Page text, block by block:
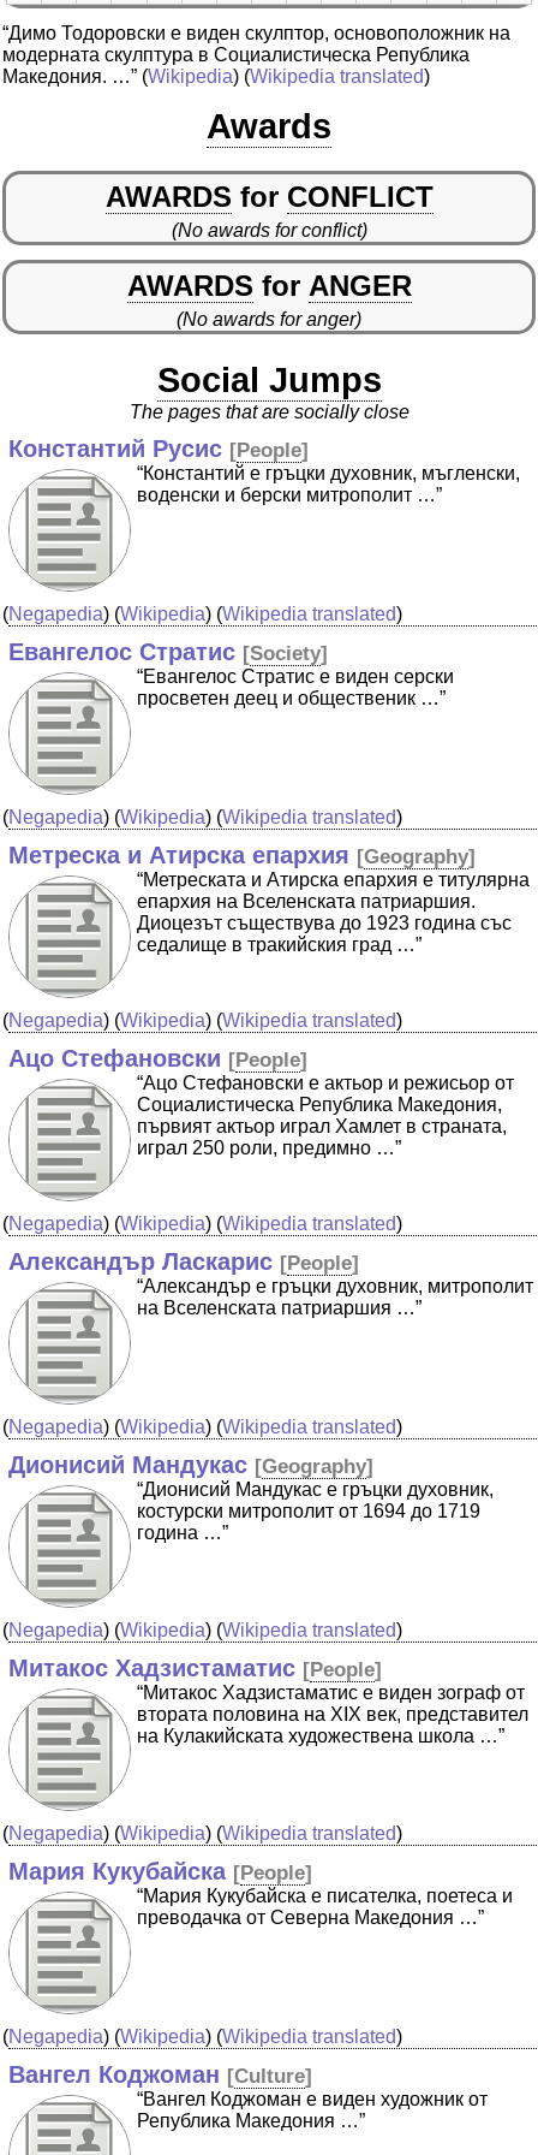
“Димо Тодоровски е виден скулптор, основоположник на
модерната скулптура в Социалистическа Република
Македония. …” (Wikipedia) (Wikipedia translated)
Awards
AWARDS for CONFLICT
(No awards for conflict)
AWARDS for ANGER
(No awards for anger)
Social Jumps
The pages that are socially close
Константий Русис [People]
“Константий е гръцки духовник, мъгленски,
воденски и берски митрополит …”
(Negapedia) (Wikipedia) (Wikipedia translated)
Евангелос Стратис [Society]
“Евангелос Стратис е виден серски
просветен деец и общественик …”
(Negapedia) (Wikipedia) (Wikipedia translated)
Метреска и Атирска епархия [Geography]
“Метреската и Атирска епархия e титулярна
епархия на Вселенската патриаршия.
Диоцезът съществува до 1923 година със
седалище в тракийския град …”
(Negapedia) (Wikipedia) (Wikipedia translated)
Ацо Стефановски [People]
“Ацо Стефановски е актьор и режисьор от
Социалистическа Република Македония,
първият актьор играл Хамлет в страната,
играл 250 роли, предимно …”
(Negapedia) (Wikipedia) (Wikipedia translated)
Александър Ласкарис [People]
“Александър е гръцки духовник, митрополит
на Вселенската патриаршия …”
(Negapedia) (Wikipedia) (Wikipedia translated)
Дионисий Мандукас [Geography]
“Дионисий Мандукас е гръцки духовник,
костурски митрополит от 1694 до 1719
година …”
(Negapedia) (Wikipedia) (Wikipedia translated)
Митакос Хадзистаматис [People]
“Митакос Хадзистаматис е виден зограф от
втората половина на XIХ век, представител
на Кулакийската художествена школа …”
(Negapedia) (Wikipedia) (Wikipedia translated)
Мария Кукубайска [People]
“Мария Кукубайска е писателка, поетеса и
преводачка от Северна Македония …”
(Negapedia) (Wikipedia) (Wikipedia translated)
Вангел Коджоман [Culture]
“Вангел Коджоман е виден художник от
Република Македония …”